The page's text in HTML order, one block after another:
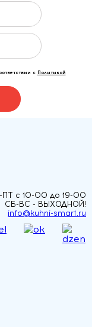
с Политикой
ПТ с 10-00 до 19-00
СБ-ВС - ВЫХОДНОЙ!
info@kuhni-smart.ru